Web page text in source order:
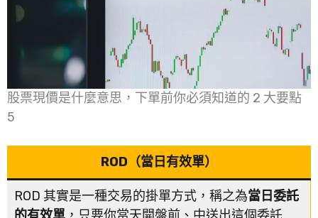
股票現價是什麼意思，下單前你必須知道的 2 大要點
5
ROD（當日有效單）
ROD 其實是一種交易的掛單方式，稱之為當日委託